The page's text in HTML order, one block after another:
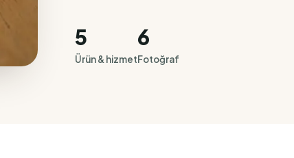
5
Ürün & hizmet
6
Fotoğraf